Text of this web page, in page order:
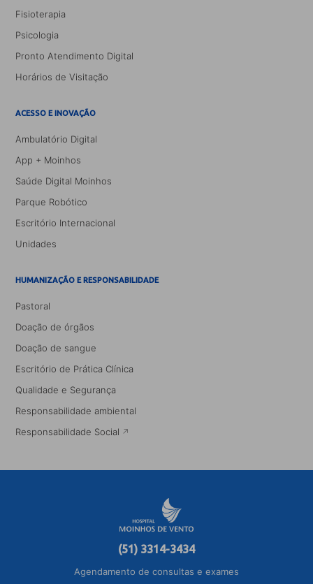
Fisioterapia
Psicologia
Pronto Atendimento Digital
Horários de Visitação
ACESSO E INOVAÇÃO
Ambulatório Digital
App + Moinhos
Saúde Digital Moinhos
Parque Robótico
Escritório Internacional
Unidades
HUMANIZAÇÃO E RESPONSABILIDADE
Pastoral
Doação de órgãos
Doação de sangue
Escritório de Prática Clínica
Qualidade e Segurança
Responsabilidade ambiental
Responsabilidade Social
(51) 3314-3434
Agendamento de consultas e exames